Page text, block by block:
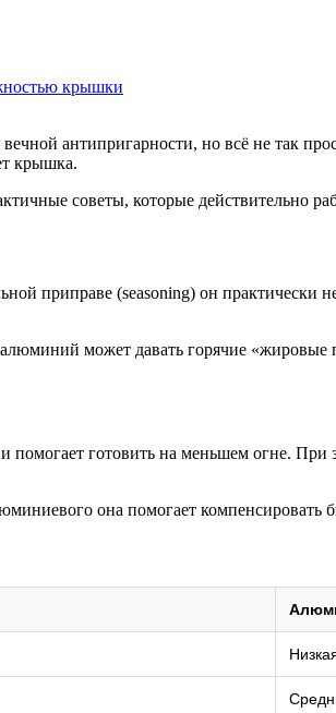
крышки
антипригарности, но всё не так
крышка.
советы, которые действительно
приправе (seasoning) он практически
может давать горячие
готовить на меньшем огне.
она помогает компенсировать